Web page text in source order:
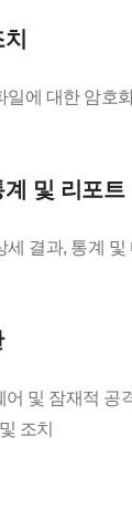
일에 대한 암호
계 및 리포트
세 결과, 통계
어 및 잠재적 공
조치